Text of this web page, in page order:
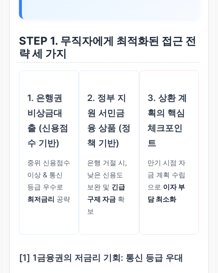
STEP 1. 무직자에게 최적화된 접근 전
략 세 가지
1. 은행권
비상금대
출 (신용점
수 기반)
중위 신용점수
이상 & 통신
등급 우수로
최저금리 공략
2. 정부 지
원 서민금
융 상품 (정
책 기반)
은행 거절 시,
낮은 신용도
보완 및 긴급
구제 자금 확
보
3. 상환 계
획의 핵심
체크포인
트
만기 시점 자
금 계획 수립
으로 이자 부
담 최소화
[1] 1금융권의 저금리 기회: 통신 등급 우대